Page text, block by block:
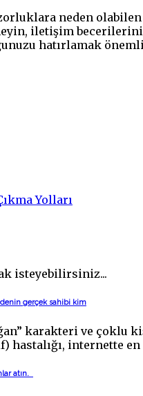
neden
iletişim
hatırlamak
Yolları
isteyebilirsiniz...
gerçek sahibi kim
karakteri ve
internette
atın.